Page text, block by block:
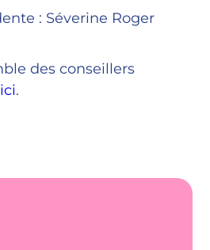
: Séverine Roger
des conseillers
ici.